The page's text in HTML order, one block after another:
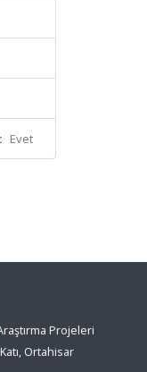
Evet
Projeleri
Ortahisar